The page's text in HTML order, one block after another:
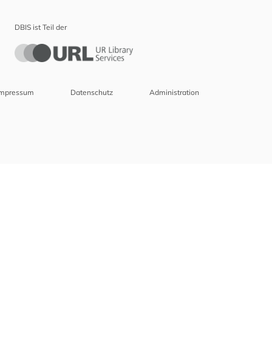
DBIS ist Teil der
Datenschutz Administration